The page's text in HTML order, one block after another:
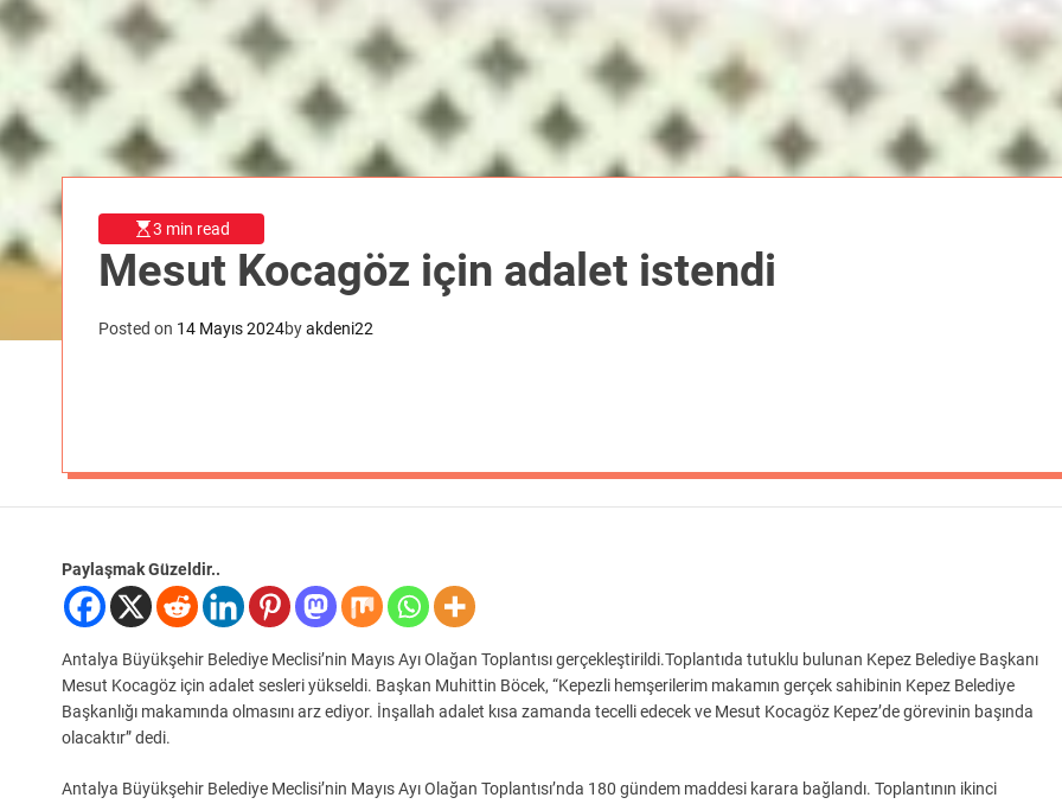
3 min read
Mesut Kocagöz için adalet istendi
Posted on 14 Mayıs 2024byakdeni22
Paylaşmak Güzeldir..
Antalya Büyükşehir Belediye Meclisi’nin Mayıs Ayı Olağan Toplantısı gerçekleştirildi.Toplantıda tutuklu bulunan Kepez Belediye Başkanı
Mesut Kocagöz için adalet sesleri yükseldi. Başkan Muhittin Böcek, “Kepezli hemşerilerim makamın gerçek sahibinin Kepez Belediye
Başkanlığı makamında olmasını arz ediyor. İnşallah adalet kısa zamanda tecelli edecek ve Mesut Kocagöz Kepez’de görevinin başında
olacaktır” dedi.
Antalya Büyükşehir Belediye Meclisi’nin Mayıs Ayı Olağan Toplantısı’nda 180 gündem maddesi karara bağlandı. Toplantının ikinci